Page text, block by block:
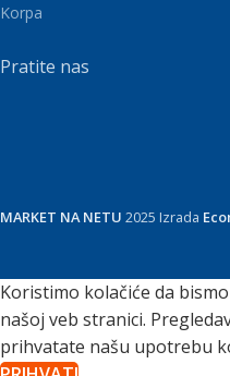
Korpa
Pratite nas
MARKET NA NETU 2025 Izrada
Koristimo kolačiće da
našoj veb stranici.
prihvatate našu upotrebu